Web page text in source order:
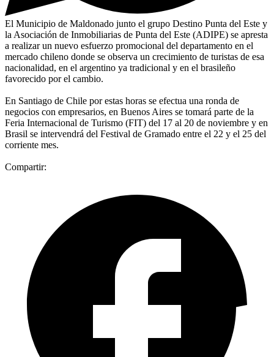
El Municipio de Maldonado junto el grupo Destino Punta del Este y
la Asociación de Inmobiliarias de Punta del Este (ADIPE) se apresta
a realizar un nuevo esfuerzo promocional del departamento en el
mercado chileno donde se observa un crecimiento de turistas de esa
nacionalidad, en el argentino ya tradicional y en el brasileño
favorecido por el cambio.
En Santiago de Chile por estas horas se efectua una ronda de
negocios con empresarios, en Buenos Aires se tomará parte de la
Feria Internacional de Turismo (FIT) del 17 al 20 de noviembre y en
Brasil se intervendrá del Festival de Gramado entre el 22 y el 25 del
corriente mes.
Compartir: